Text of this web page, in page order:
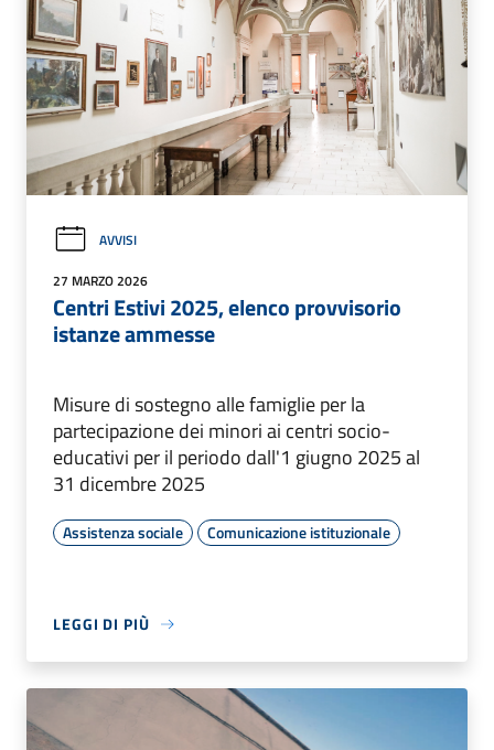
AVVISI
27 MARZO 2026
Centri Estivi 2025, elenco provvisorio
istanze ammesse
Misure di sostegno alle famiglie per la
partecipazione dei minori ai centri socio-
educativi per il periodo dall'1 giugno 2025 al
31 dicembre 2025
Assistenza sociale Comunicazione istituzionale
LEGGI DI PIÙ